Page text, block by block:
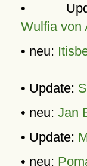
•
Wulfia von
• neu:
• Update:
• neu: Jan
• Update:
• neu: